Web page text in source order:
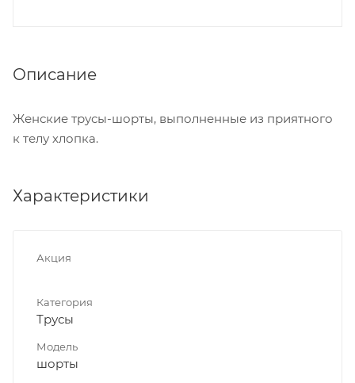
Описание
Женские трусы-шорты, выполненные из приятного
к телу хлопка.
Характеристики
Акция
Категория
Трусы
Модель
шорты